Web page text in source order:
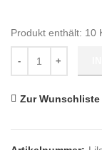
Produkt enthält: 10
Zur